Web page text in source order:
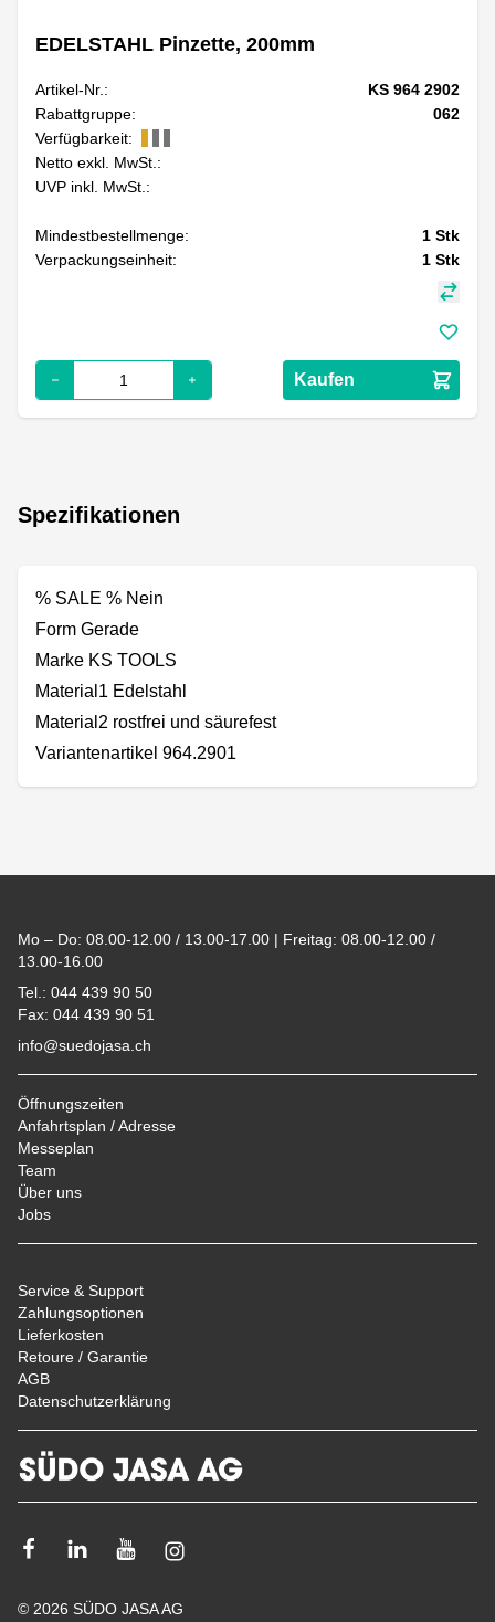
EDELSTAHL Pinzette, 200mm
Artikel-Nr.:
KS 964 2902
Rabattgruppe:
062
Verfügbarkeit:
Netto exkl. MwSt.:
UVP inkl. MwSt.:
Mindestbestellmenge: 1 Stk
Verpackungseinheit:
1 Stk
Kaufen
Spezifikationen
% SALE % Nein
Form Gerade
Marke KS TOOLS
Material1 Edelstahl
Material2 rostfrei und säurefest
Variantenartikel 964.2901
Mo – Do: 08.00-12.00 / 13.00-17.00 | Freitag: 08.00-12.00 /
13.00-16.00
Tel.: 044 439 90 50
Fax: 044 439 90 51
info@suedojasa.ch
Öffnungszeiten
Anfahrtsplan / Adresse
Messeplan
Team
Über uns
Jobs
Service & Support
Zahlungsoptionen
Lieferkosten
Retoure / Garantie
AGB
Datenschutzerklärung
FacebookLinkedinYoutubeInstagram
© 2026 SÜDO JASA AG